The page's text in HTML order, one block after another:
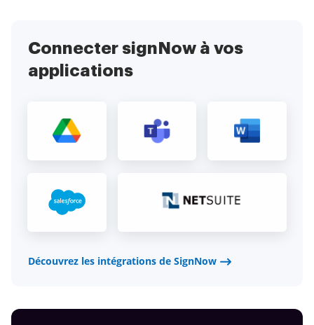
Connecter signNow à vos
applications
Découvrez les intégrations de SignNow